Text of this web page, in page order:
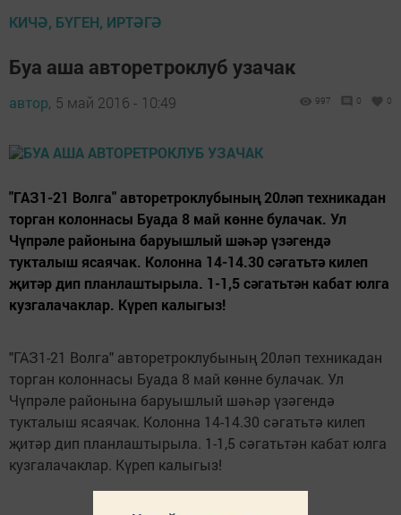
КИЧӘ, БҮГЕН, ИРТӘГӘ
Буа аша авторетроклуб узачак
автор, 5 май 2016 - 10:49 997 0 0
"ГАЗ1-21 Волга" авторетроклубының 20ләп техникадан
торган колоннасы Буада 8 май көнне булачак. Ул
Чүпрәле районына баруышлый шәһәр үзәгендә
тукталыш ясаячак. Колонна 14-14.30 сәгатьтә килеп
җитәр дип планлаштырыла. 1-1,5 сәгатьтән кабат юлга
кузгалачаклар. Күреп калыгыз!
"ГАЗ1-21 Волга" авторетроклубының 20ләп техникадан
торган колоннасы Буада 8 май көнне булачак. Ул
Чүпрәле районына баруышлый шәһәр үзәгендә
тукталыш ясаячак. Колонна 14-14.30 сәгатьтә килеп
җитәр дип планлаштырыла. 1-1,5 сәгатьтән кабат юлга
кузгалачаклар. Күреп калыгыз!